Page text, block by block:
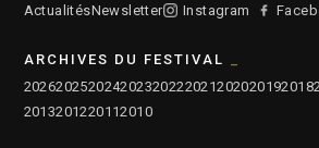
ActualitésNewsletter Instagram
ARCHIVES DU FESTIVAL
202620252024202320222021202020192018
2013201220112010